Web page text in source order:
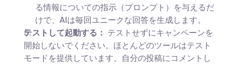
る情報についての指示（プロンプト）を与えるだ
けで、AIは毎回ユニークな回答を生成します。
テストして起動する： テストせずにキャンペーンを
開始しないでください。ほとんどのツールはテスト
モードを提供しています。自分の投稿にコメントし